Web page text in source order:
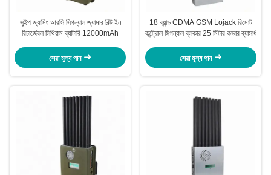
সুইপ জ্যামিং আরসি সিগন্যাল জ্যামার বিল্ট ইন
রিচার্জেবল লিথিয়াম ব্যাটারি 12000mAh
সেরা মূল্য পান
18 ব্যান্ড CDMA GSM Lojack রিমোট
কন্ট্রোল সিগন্যাল ব্লকার 25 মিটার কভার ব্যাসার্ধ
সেরা মূল্য পান